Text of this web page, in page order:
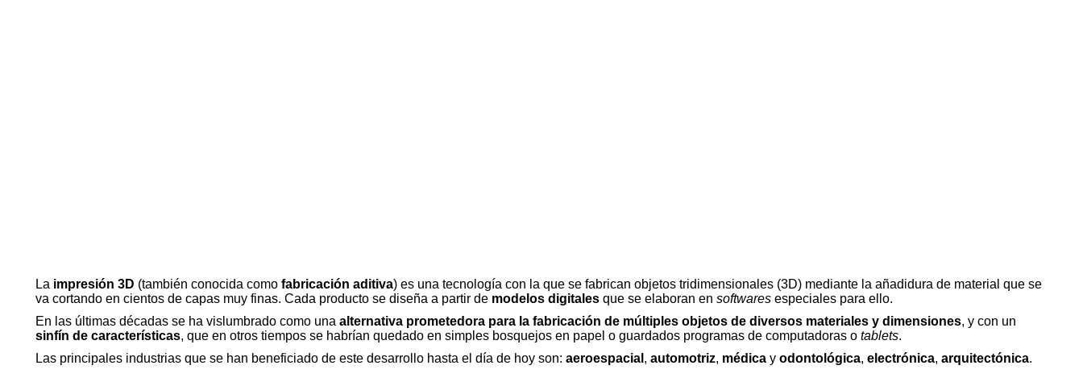
La impresión 3D (también conocida como fabricación aditiva) es una tecnología con la que se fabrican objetos tridimensionales (3D) mediante la añadidura de material que se
va cortando en cientos de capas muy finas. Cada producto se diseña a partir de modelos digitales que se elaboran en softwares especiales para ello.
En las últimas décadas se ha vislumbrado como una alternativa prometedora para la fabricación de múltiples objetos de diversos materiales y dimensiones, y con un
sinfín de características, que en otros tiempos se habrían quedado en simples bosquejos en papel o guardados programas de computadoras o tablets.
Las principales industrias que se han beneficiado de este desarrollo hasta el día de hoy son: aeroespacial , automotriz, médica y odontológica, electrónica, arquitectónica.